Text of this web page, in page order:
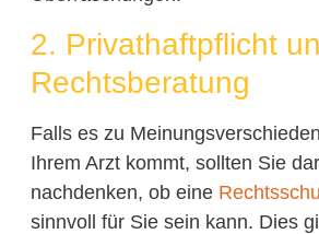
2. Privathaftpflicht
Rechtsberatung
Falls es zu
Ihrem Arzt kommt, sollten Sie
nachdenken, ob eine
sinnvoll für Sie sein kann. Dies